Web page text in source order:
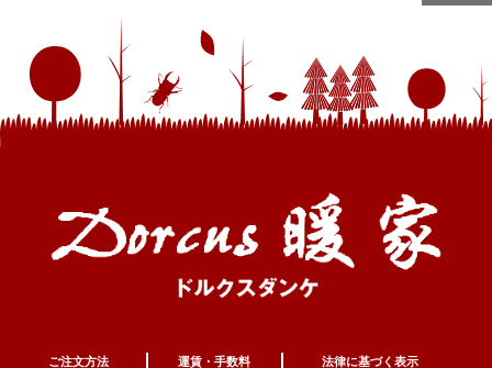
ご注文方法 運賃・手数料 法律に基づく表示